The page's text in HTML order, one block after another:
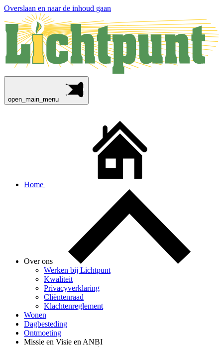
Overslaan en naar de inhoud gaan
open_main_menu
Home
Over ons
Werken bij Lichtpunt
Kwaliteit
Privacyverklaring
Cliëntenraad
Klachtenreglement
Wonen
Dagbesteding
Ontmoeting
Missie en Visie en ANBI